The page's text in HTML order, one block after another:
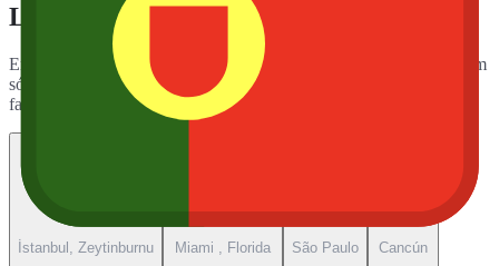
Levando mais cabelo ao mundo
Encontre todas as informações de contato das nossas clínicas em um
só lugar. Use as abas para ver endereços, telefones e mapas,
facilitando o acesso à unidade ideal para você.
İstanbul, Zeytinburnu
Estados Unidos
Miami , Florida
Brasil
São Paulo
Mexico
Cancún